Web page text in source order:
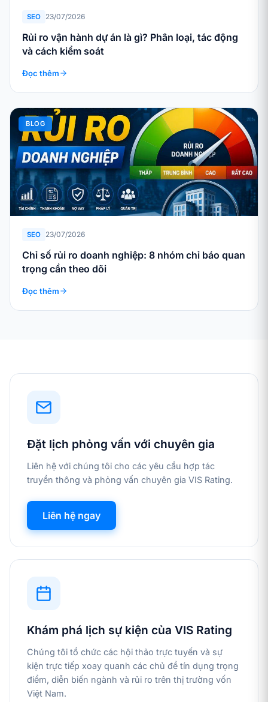
SEO 23/07/2026
Rủi ro vận hành dự án là gì? Phân loại, tác động
và cách kiểm soát
Đọc thêm
BLOG
SEO 23/07/2026
Chỉ số rủi ro doanh nghiệp: 8 nhóm chỉ báo quan
trọng cần theo dõi
Đọc thêm
Đặt lịch phỏng vấn với chuyên gia
Liên hệ với chúng tôi cho các yêu cầu hợp tác
truyền thông và phỏng vấn chuyên gia VIS Rating.
Liên hệ ngay
Khám phá lịch sự kiện của VIS Rating
Chúng tôi tổ chức các hội thảo trực tuyến và sự
kiện trực tiếp xoay quanh các chủ đề tín dụng trọng
điểm, diễn biến ngành và rủi ro trên thị trường vốn
Việt Nam.